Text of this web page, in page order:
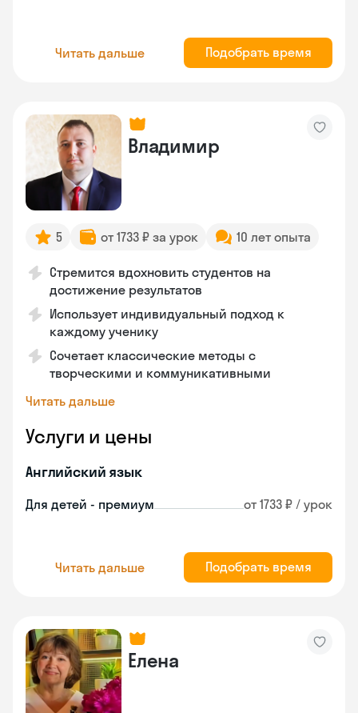
Читать дальше Подобрать время
Владимир
5 от 1733 ₽ за урок 10 лет опыта
Стремится вдохновить студентов на
достижение результатов
Использует индивидуальный подход к
каждому ученику
Сочетает классические методы с
творческими и коммуникативными
Читать дальше
Услуги и цены
Английский язык
Для детей - премиум от 1733 ₽ / урок
Читать дальше Подобрать время
Елена